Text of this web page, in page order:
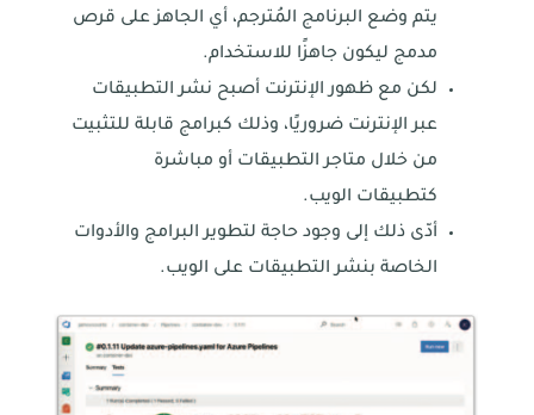
يتم وضع البرنامج المُترجم، أي الجاهز على قرص
مدمج ليكون جاهزًا للاستخدام.
لكن مع ظهور الإنترنت أصبح نشر التطبيقات
عبر الإنترنت ضروريًا، وذلك كبرامج قابلة للتثبيت
من خلال متاجر التطبيقات أو مباشرة
كتطبيقات الويب.
أدّى ذلك إلى وجود حاجة لتطوير البرامج والأدوات
الخاصة بنشر التطبيقات على الويب.